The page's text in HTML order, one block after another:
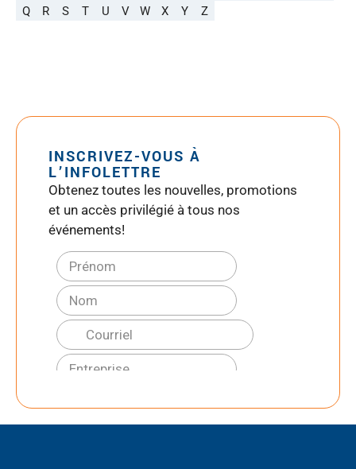
Q
R S T U V W X Y Z
INSCRIVEZ-VOUS À
L’INFOLETTRE
Obtenez toutes les nouvelles, promotions
et un accès privilégié à tous nos
événements!